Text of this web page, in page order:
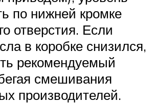
по нижней кромке
отверстия. Если
в коробке снизился,
рекомендуемый
смешивания
производителей.